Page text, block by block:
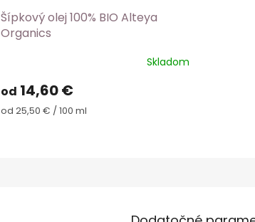
Šípkový olej 100% BIO Alteya
Organics
Skladom
od 14,60 €
Jednotková
od 25,50 € / 100 ml